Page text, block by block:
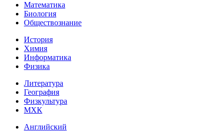
Математика
Биология
Обществознание
История
Химия
Информатика
Физика
Литература
География
Физкультура
МХК
Английский